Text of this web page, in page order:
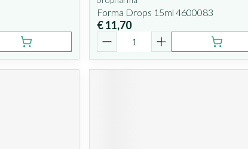
Forma Drops 15ml 4600083
€ 11,70